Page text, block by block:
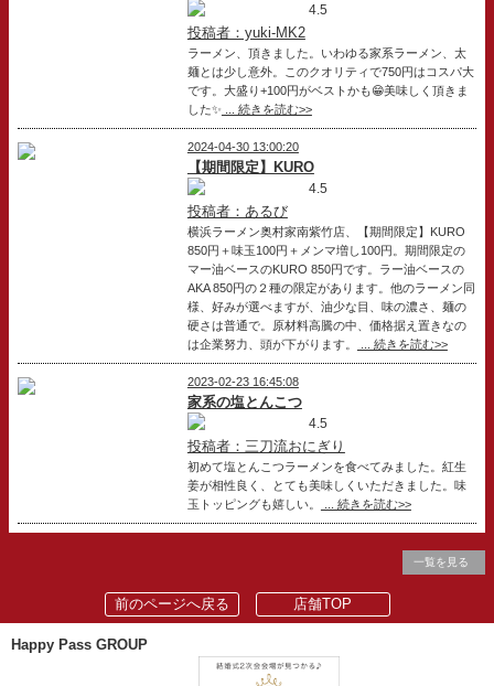
4.5
投稿者：yuki-MK2
ラーメン、頂きました。いわゆる家系ラーメン、太
麺とは少し意外。このクオリティで750円はコスパ大
です。大盛り+100円がベストかも😁美味しく頂きま
した✨ ... 続きを読む>>
2024-04-30 13:00:20
【期間限定】KURO
4.5
投稿者：あるび
横浜ラーメン奥村家南紫竹店、【期間限定】KURO
850円＋味玉100円＋メンマ増し100円。期間限定の
マー油ベースのKURO 850円です。ラー油ベースの
AKA 850円の２種の限定があります。他のラーメン同
様、好みが選べますが、油少な目、味の濃さ、麺の
硬さは普通で。原材料高騰の中、価格据え置きなの
は企業努力、頭が下がります。
... 続きを読む>>
2023-02-23 16:45:08
家系の塩とんこつ
4.5
投稿者：三刀流おにぎり
初めて塩とんこつラーメンを食べてみました。紅生
姜が相性良く、とても美味しくいただきました。味
玉トッピングも嬉しい。
... 続きを読む>>
一覧を見る
前のページへ戻る 店舗TOP
Happy Pass GROUP